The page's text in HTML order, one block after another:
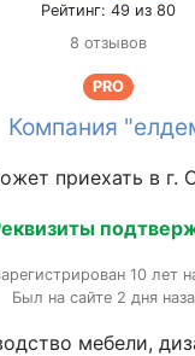
Рейтинг: 49 из 80
8 отзывов
PRO
Компания
приехать в г.
10 лет
Был на сайте 2 дня
мебели,